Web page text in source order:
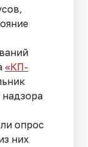
«КП-
опрос
них